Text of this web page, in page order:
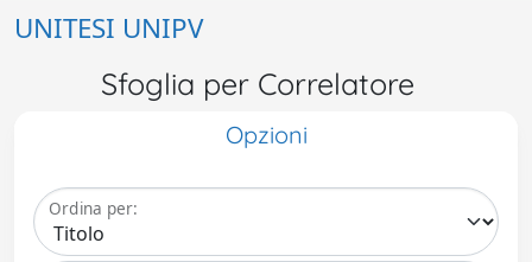
UNITESI UNIPV
Sfoglia per Correlatore
Opzioni
Ordina per: